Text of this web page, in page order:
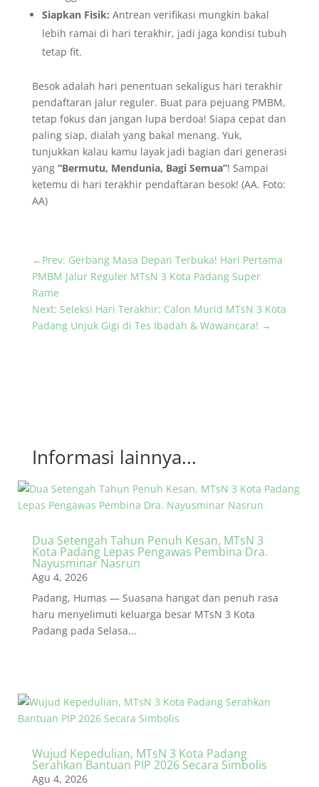
Siapkan Fisik: Antrean verifikasi mungkin bakal
lebih ramai di hari terakhir, jadi jaga kondisi tubuh
tetap fit.
​Besok adalah hari penentuan sekaligus hari terakhir
pendaftaran jalur reguler. Buat para pejuang PMBM,
tetap fokus dan jangan lupa berdoa! Siapa cepat dan
paling siap, dialah yang bakal menang. Yuk,
tunjukkan kalau kamu layak jadi bagian dari generasi
yang “Bermutu, Mendunia, Bagi Semua”! Sampai
ketemu di hari terakhir pendaftaran besok! (AA. Foto:
AA)
← Prev: Gerbang Masa Depan Terbuka! Hari Pertama
PMBM Jalur Reguler MTsN 3 Kota Padang Super
Rame
Next: Seleksi Hari Terakhir: Calon Murid MTsN 3 Kota
Padang Unjuk Gigi di Tes Ibadah & Wawancara! →
Informasi lainnya...
Dua Setengah Tahun Penuh Kesan, MTsN 3
Kota Padang Lepas Pengawas Pembina Dra.
Nayusminar Nasrun
Agu 4, 2026
Padang, Humas — Suasana hangat dan penuh rasa
haru menyelimuti keluarga besar MTsN 3 Kota
Padang pada Selasa...
Wujud Kepedulian, MTsN 3 Kota Padang
Serahkan Bantuan PIP 2026 Secara Simbolis
Agu 4, 2026